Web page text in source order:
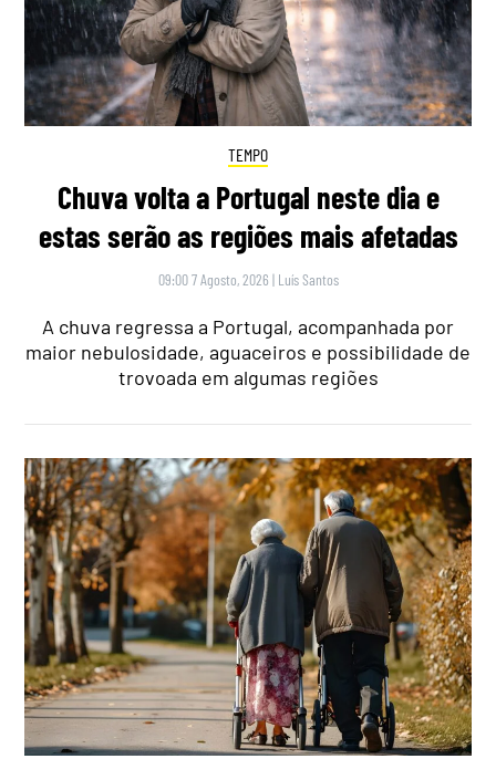
TEMPO
Chuva volta a Portugal neste dia e
estas serão as regiões mais afetadas
09:00 7 Agosto, 2026 | Luís Santos
A chuva regressa a Portugal, acompanhada por
maior nebulosidade, aguaceiros e possibilidade de
trovoada em algumas regiões